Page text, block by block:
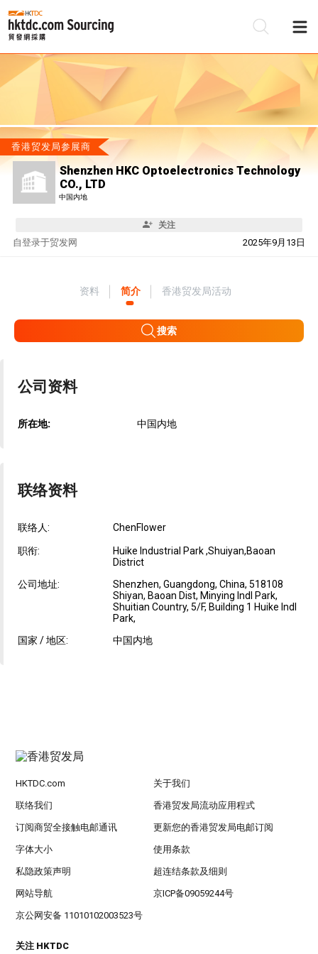
香港贸发局参展商
Shenzhen HKC Optoelectronics Technology
CO., LTD
中国内地
关注
自 2025年9月13日
登录于贸发网
资料 简介 香港贸发局活动
搜索
公司资料
所在地: 中国内地
联络资料
联络人: ChenFlower
职衔:
Huike Industrial Park ,Shuiyan,Baoan
District
公司地址:
Shenzhen, Guangdong, China, 518108
Shiyan, Baoan Dist, Minying Indl Park,
Shuitian Country, 5/F, Building 1 Huike Indl
Park,
国家 / 地区:
中国内地
HKTDC.com 关于我们
联络我们 香港贸发局流动应用程式
订阅商贸全接触电邮通讯 更新您的香港贸发局电邮订阅
字体大小 使用条款
私隐政策声明 超连结条款及细则
网站导航 京ICP备09059244号
京公网安备 11010102003523号
关注 HKTDC